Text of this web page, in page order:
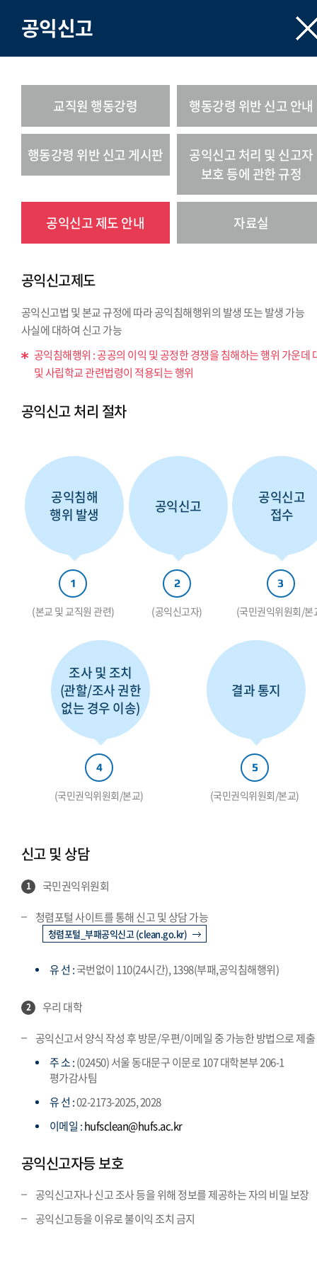
공익신고
교직원 행동강령 행동강령 위반 신고 안내
행동강령 위반 신고 게시판
공익신고 처리 및 신고자
보호 등에 관한 규정
공익신고 제도 안내 자료실
공익신고제도
공익신고법 및 본교 규정에 따라 공익침해행위의 발생 또는 발생 가능
사실에 대하여 신고 가능
공익침해행위 : 공공의 이익 및 공정한 경쟁을 침해하는 행위 가운데
및 사립학교 관련법령이 적용되는 행위
공익신고 처리 절차
공익침해
행위 발생
1
(본교 및 교직원 관련)
공익신고
2
(공익신고자)
공익신고
접수
3
(국민권익위원회/본
조사 및 조치
(관할/조사 권한
없는 경우 이송)
4
(국민권익위원회/본교)
결과 통지
5
(국민권익위원회/본교)
신고 및 상담
1
국민권익위원회
청렴포털 사이트를 통해 신고 및 상담 가능
청렴포털_부패공익신고 (clean.go.kr)
유 선 :국번없이 110(24시간), 1398(부패,공익침해행위)
2
우리 대학
공익신고서 양식 작성 후 방문/우편/이메일 중 가능한 방법으로 제출
주 소 :(02450) 서울 동대문구 이문로 107 대학본부 206-1
평가감사팀
유 선 :02-2173-2025, 2028
이메일 :hufsclean@hufs.ac.kr
공익신고자등 보호
공익신고자나 신고 조사 등을 위해 정보를 제공하는 자의 비밀 보장
공익신고등을 이유로 불이익 조치 금지